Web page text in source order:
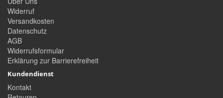
Widerruf
Versandkosten
Datenschutz
AGB
Widerrufsformular
Erklärung zur Barrierefreiheit
Kundendienst
Kontakt